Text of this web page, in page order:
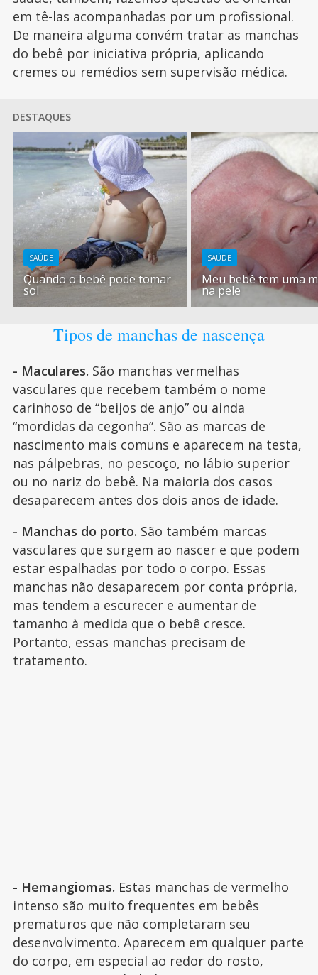
em tê-las acompanhadas por um profissional.
De maneira alguma convém tratar as manchas
do bebê por iniciativa própria, aplicando
cremes ou remédios sem supervisão médica.
DESTAQUES
SAÚDE
Quando o bebê pode tomar
sol
SAÚDE
Meu bebê tem uma
na pele
Tipos de manchas de nascença
- Maculares. São manchas vermelhas
vasculares que recebem também o nome
carinhoso de “beijos de anjo” ou ainda
“mordidas da cegonha”. São as marcas de
nascimento mais comuns e aparecem na testa,
nas pálpebras, no pescoço, no lábio superior
ou no nariz do bebê. Na maioria dos casos
desaparecem antes dos dois anos de idade.
- Manchas do porto. São também marcas
vasculares que surgem ao nascer e que podem
estar espalhadas por todo o corpo. Essas
manchas não desaparecem por conta própria,
mas tendem a escurecer e aumentar de
tamanho à medida que o bebê cresce.
Portanto, essas manchas precisam de
tratamento.
- Hemangiomas. Estas manchas de vermelho
intenso são muito frequentes em bebês
prematuros que não completaram seu
desenvolvimento. Aparecem em qualquer parte
do corpo, em especial ao redor do rosto,